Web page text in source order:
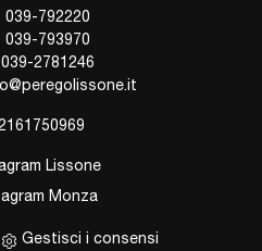
039-792220
039-793970
2781246
Lissone
Monza
Gestisci i consensi